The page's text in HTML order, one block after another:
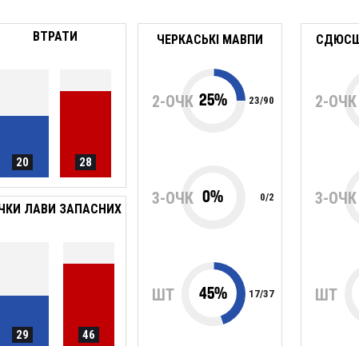
ВТРАТИ
20 28
ЛАВИ ЗАПАСНИХ
29 46
ЧЕРКАСЬКІ МАВПИ
2-ОЧК 25% 23/90
3-ОЧК 0% 0/2
ШТ 45% 17/37
2-ОЧК
3-ОЧК
ШТ